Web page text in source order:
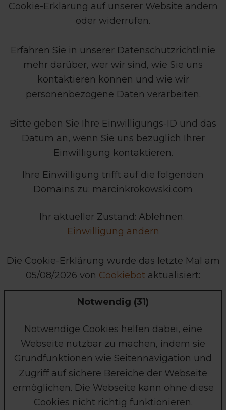
Cookie-Erklärung auf unserer Website ändern
oder widerrufen.
Erfahren Sie in unserer Datenschutzrichtlinie
mehr darüber, wer wir sind, wie Sie uns
kontaktieren können und wie wir
personenbezogene Daten verarbeiten.
Bitte geben Sie Ihre Einwilligungs-ID und das
Datum an, wenn Sie uns bezüglich Ihrer
Einwilligung kontaktieren.
Ihre Einwilligung trifft auf die folgenden
Domains zu: marcinkrokowski.com
Ihr aktueller Zustand: Ablehnen.
Einwilligung ändern
Die Cookie-Erklärung wurde das letzte Mal am
05/08/2026 von Cookiebot aktualisiert:
Notwendig (31)
Notwendige Cookies helfen dabei, eine
Webseite nutzbar zu machen, indem sie
Grundfunktionen wie Seitennavigation und
Zugriff auf sichere Bereiche der Webseite
ermöglichen. Die Webseite kann ohne diese
Cookies nicht richtig funktionieren.